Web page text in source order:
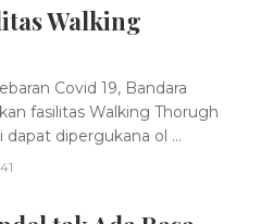
Walking
Covid 19, Bandara
fasilitas Walking Thorugh
dipergukana ol ...